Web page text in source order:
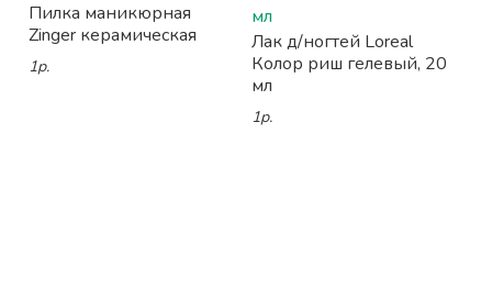
Пилка маникюрная
Zinger керамическая
1р.
Лак д/ногтей Loreal
Колор риш гелевый, 20
мл
1р.